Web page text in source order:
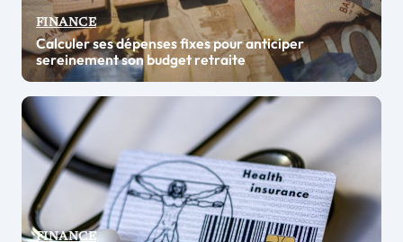
FINANCE
Calculer ses dépenses fixes pour anticiper
sereinement son budget retraite
FINANCE